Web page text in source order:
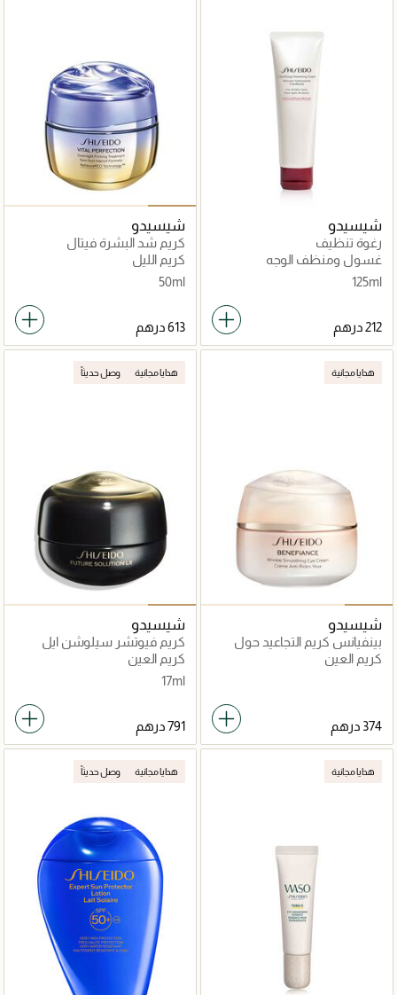
شيسيدو
رغوة تنظيف
غسول ومنظف الوجه
125ml
شيسيدو
كريم شد البشرة فيتال
بيرفيكشن الليلي
كريم الليل
50ml
هدايا مجانية
شيسيدو
بينفيانس كريم التجاعيد حول
العين
كريم العين
هدايا مجانية وصل حديثاً
شيسيدو
كريم فيوتشر سيلوشن ايل
اكس تجديد منطقة العين
والشفتين
كريم العين
17ml
هدايا مجانية هدايا مجانية وصل حديثاً